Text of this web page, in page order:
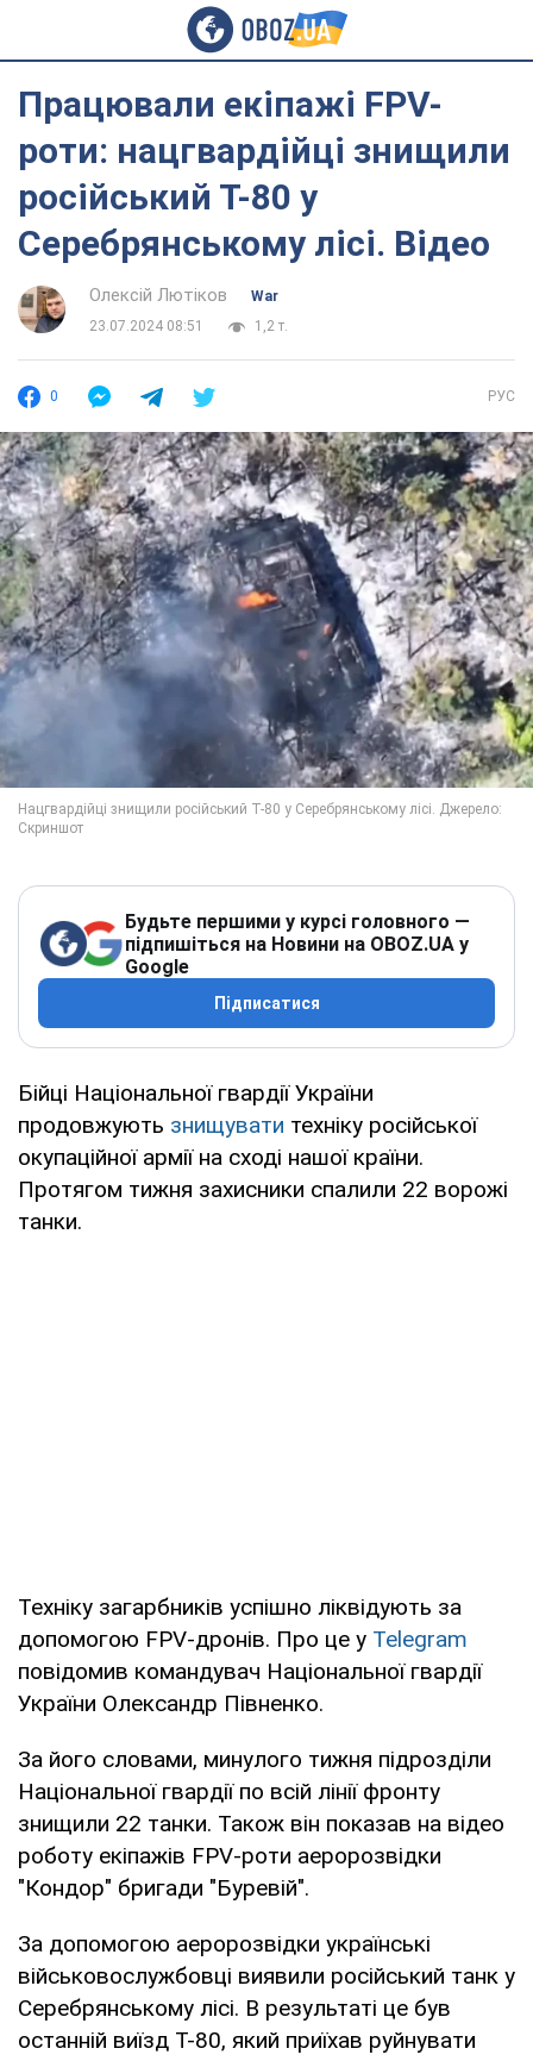
Працювали екіпажі FPV-
роти: нацгвардійці знищили
російський Т-80 у
Серебрянському лісі. Відео
Олексій Лютіков
War
23.07.2024 08:51
1,2 т.
0 РУС
Будьте першими у курсі головного —
підпишіться на Новини на OBOZ.UA у
Google
Підписатися
Бійці Національної гвардії України
продовжують знищувати техніку російської
окупаційної армії на сході нашої країни.
Протягом тижня захисники спалили 22 ворожі
танки.
Техніку загарбників успішно ліквідують за
допомогою FPV-дронів. Про це у Telegram
повідомив командувач Національної гвардії
України Олександр Півненко.
За його словами, минулого тижня підрозділи
Національної гвардії по всій лінії фронту
знищили 22 танки. Також він показав на відео
роботу екіпажів FPV-роти аеророзвідки
"Кондор" бригади "Буревій".
За допомогою аеророзвідки українські
військовослужбовці виявили російський танк у
Серебрянському лісі. В результаті це був
останній виїзд Т-80, який приїхав руйнувати